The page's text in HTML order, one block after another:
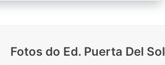
Fotos do Ed. Puerta Del Sol